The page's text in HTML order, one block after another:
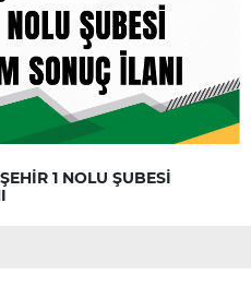
1 NOLU ŞUBESİ